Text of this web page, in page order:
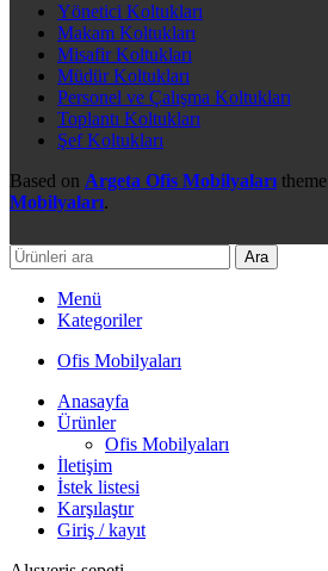
Yönetici Koltukları
Makam Koltukları
Misafir Koltukları
Müdür Koltukları
Personel ve Çalışma Koltukları
Toplantı Koltukları
Şef Koltukları
Based on Argeta Ofis Mobilyaları theme
Mobilyaları.
Ara
Menü
Kategoriler
Ofis Mobilyaları
Anasayfa
Ürünler
Ofis Mobilyaları
İletişim
İstek listesi
Karşılaştır
Giriş / kayıt